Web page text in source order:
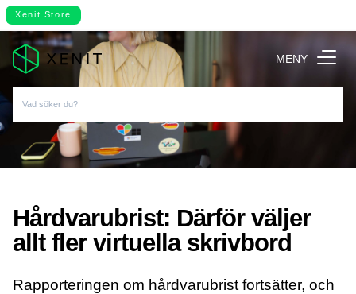
Xenit Store
MENY
Hårdvarubrist: Därför väljer
allt fler virtuella skrivbord
Rapporteringen om hårdvarubrist fortsätter, och